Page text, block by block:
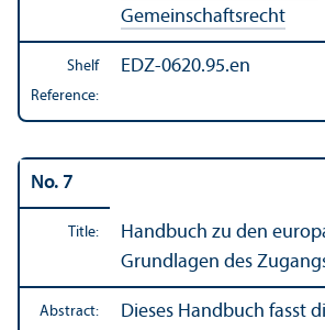
Gemeinschaftsrecht
Shelf
Reference:
EDZ-0620.95.en
No. 7
Title:
Handbuch zu den
Grundlagen des
Abstract:
Dieses Handbuch fasst